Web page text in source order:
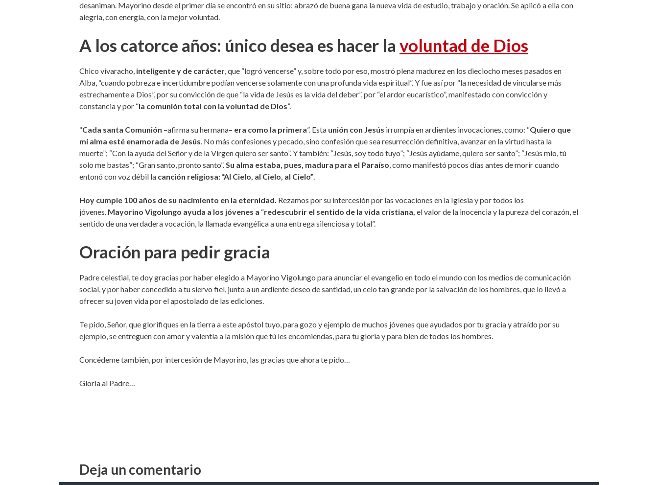
desaniman. Mayorino desde el primer día se encontró en su sitio: abrazó de buena gana la nueva vida de estudio, trabajo y oración. Se aplicó a ella con
alegría, con energía, con la mejor voluntad.
A los catorce años: único desea es hacer la voluntad de Dios
Chico vivaracho, inteligente y de carácter, que “logró vencerse” y, sobre todo por eso, mostró plena madurez en los dieciocho meses pasados en
Alba, “cuando pobreza e incertidumbre podían vencerse solamente con una profunda vida espiritual”. Y fue así por “la necesidad de vincularse más
estrechamente a Dios”, por su convicción de que “la vida de Jesús es la vida del deber”, por “el ardor eucarístico”, manifestado con convicción y
constancia y por “la comunión total con la voluntad de Dios”.
“Cada santa Comunión –afirma su hermana– era como la primera”. Esta unión con Jesús irrumpía en ardientes invocaciones, como: “Quiero que
mi alma esté enamorada de Jesús. No más confesiones y pecado, sino confesión que sea resurrección definitiva, avanzar en la virtud hasta la
muerte”; “Con la ayuda del Señor y de la Virgen quiero ser santo”. Y también: “Jesús, soy todo tuyo”; “Jesús ayúdame, quiero ser santo”; “Jesús mío, tú
solo me bastas”; “Gran santo, pronto santo”.Su alma estaba, pues, madura para el Paraíso, como manifestó pocos días antes de morir cuando
entonó con voz débil la canción religiosa: “Al Cielo, al Cielo, al Cielo”.
Hoy cumple 100 años de su nacimiento en la eternidad. Rezamos por su intercesión por las vocaciones en la Iglesia y por todos los
jóvenes. Mayorino Vigolungo ayuda a los jóvenes a “redescubrir el sentido de la vida cristiana, el valor de la inocencia y la pureza del corazón, el
sentido de una verdadera vocación, la llamada evangélica a una entrega silenciosa y total”.
Oración para pedir gracia
Padre celestial, te doy gracias por haber elegido a Mayorino Vigolungo para anunciar el evangelio en todo el mundo con los medios de comunicación
social, y por haber concedido a tu siervo fiel, junto a un ardiente deseo de santidad, un celo tan grande por la salvación de los hombres, que lo llevó a
ofrecer su joven vida por el apostolado de las ediciones.
Te pido, Señor, que glorifiques en la tierra a este apóstol tuyo, para gozo y ejemplo de muchos jóvenes que ayudados por tu gracia y atraído por su
ejemplo, se entreguen con amor y valentía a la misión que tú les encomiendas, para tu gloria y para bien de todos los hombres.
Concédeme también, por intercesión de Mayorino, las gracias que ahora te pido…
Gloria al Padre…
Deja un comentario